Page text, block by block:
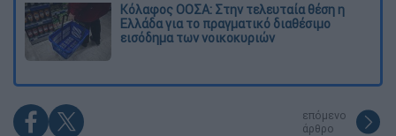
Κόλαφος ΟΟΣΑ: Στην τελευταία θέση η
Ελλάδα για το πραγματικό διαθέσιμο
εισόδημα των νοικοκυριών
επόμενο
άρθρο